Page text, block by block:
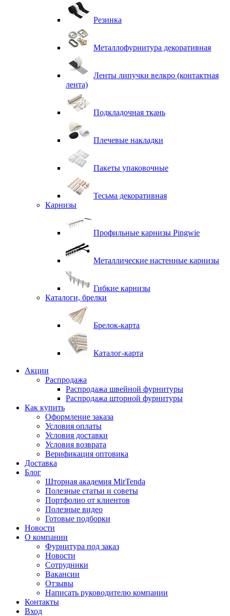
Резинка
Металлофурнитура декоративная
Ленты липучки велкро (контактная
лента)
Подкладочная ткань
Плечевые накладки
Пакеты упаковочные
Тесьма декоративная
Карнизы
Профильные карнизы Pingwie
Металлические настенные карнизы
Гибкие карнизы
Каталоги, брелки
Брелок-карта
Каталог-карта
Акции
Распродажа
Распродажа швейной фурнитуры
Распродажа шторной фурнитуры
Как купить
Оформление заказа
Условия оплаты
Условия доставки
Условия возврата
Верификация оптовика
Доставка
Блог
Шторная академия MirTenda
Полезные статьи и советы
Портфолио от клиентов
Полезные видео
Готовые подборки
Новости
О компании
Фурнитура под заказ
Новости
Сотрудники
Вакансии
Отзывы
Написать руководителю компании
Контакты
Вход